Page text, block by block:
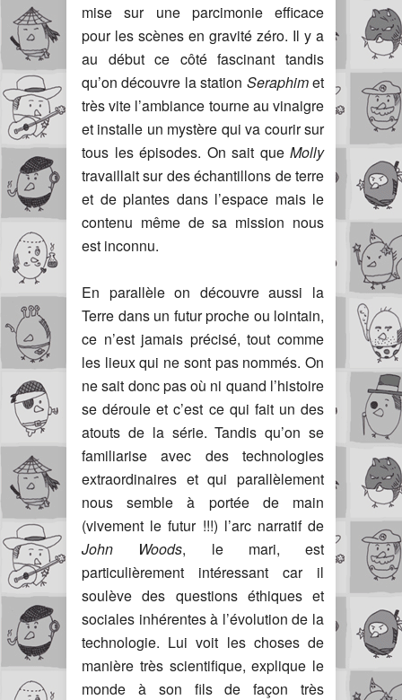
mise sur une parcimonie efficace
pour les scènes en gravité zéro. Il y a
au début ce côté fascinant tandis
qu’on découvre la station Seraphimet
très vite l’ambiance tourne au vinaigre
et installe un mystère qui va courir sur
tous les épisodes. On sait que Molly
travaillait sur des échantillons de terre
et de plantes dans l’espace mais le
contenu même de sa mission nous
est inconnu.
En parallèle on découvre aussi la
Terre dans un futur proche ou lointain,
ce n’est jamais précisé, tout comme
les lieux qui ne sont pas nommés. On
ne sait donc pas où ni quand l’histoire
se déroule et c’est ce qui fait un des
atouts de la série. Tandis qu’on se
familiarise avec des technologies
extraordinaires et qui parallèlement
nous semble à portée de main
(vivement le futur !!!) l’arc narratif de
John Woods, le mari, est
particulièrement intéressant car il
soulève des questions éthiques et
sociales inhérentes à l’évolution de la
technologie. Lui voit les choses de
manière très scientifique, explique le
monde à son fils de façon très